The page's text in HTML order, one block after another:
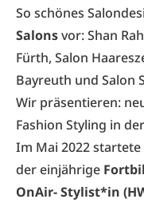
So schönes
Salonsvor: Shan
Fürth, Salon
Bayreuth und Salon
Wir präsentieren:
Fashion Styling in
Im Mai 2022 startete
der einjährige
OnAir- Stylist*in